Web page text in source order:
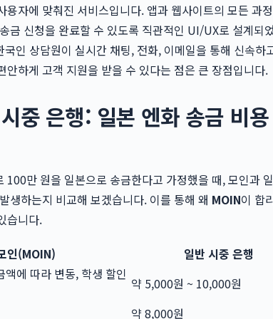
용자에 맞춰진 서비스입니다. 앱과 웹사이트의 모든 과
금 신청을 완료할 수 있도록 직관적인 UI/UX로 설계되
인 상담원이 실시간 채팅, 전화, 이메일을 통해 신속하
안하게 고객 지원을 받을 수 있다는 점은 큰 장점입니다.
중 은행: 일본 엔화 송금 비용
100만 원을 일본으로 송금한다고 가정했을 때, 모인과
생하는지 비교해 보겠습니다. 이를 통해 왜 MOIN이 합
습니다.
인(MOIN)
일반 시중 은행
에 따라 변동, 학생 할인
약 5,000원 ~ 10,000원
약 8,000원